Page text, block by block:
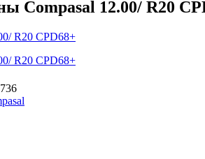
Compasal 12.00/ R20